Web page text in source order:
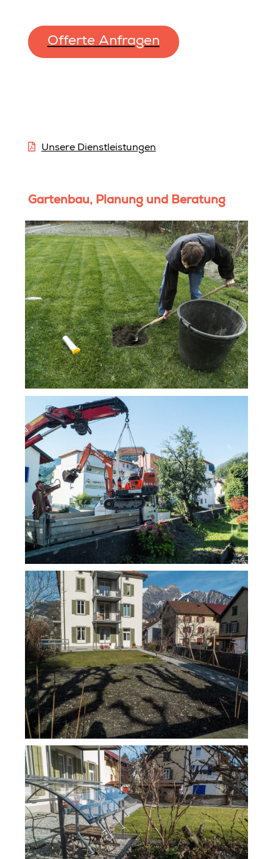
Offerte Anfragen
Unsere Dienstleistungen
Gartenbau, Planung und Beratung